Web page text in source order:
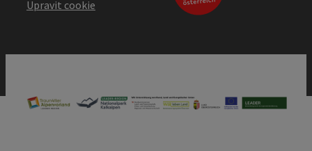
Upravit cookie